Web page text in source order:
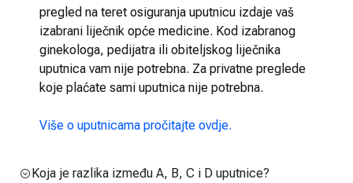
pregled na teret osiguranja uputnicu izdaje vaš
izabrani liječnik opće medicine. Kod izabranog
ginekologa, pedijatra ili obiteljskog liječnika
uputnica vam nije potrebna. Za privatne preglede
koje plaćate sami uputnica nije potrebna.
Više o uputnicama pročitajte ovdje.
Koja je razlika između A, B, C i D uputnice?